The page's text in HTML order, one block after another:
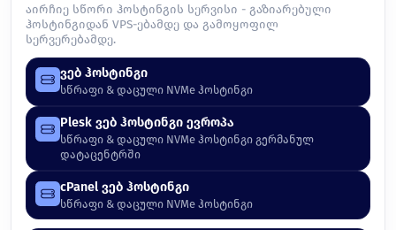
აირჩიე სწორი ჰოსტინგის სერვისი - გაზიარებული
ჰოსტინგიდან VPS-ებამდე და გამოყოფილ
სერვერებამდე.
ვებ ჰოსტინგი
სწრაფი & დაცული NVMe ჰოსტინგი
Plesk ვებ ჰოსტინგი ევროპა
სწრაფი & დაცული NVMe ჰოსტინგი გერმანულ
დატაცენტრში
cPanel ვებ ჰოსტინგი
სწრაფი & დაცული NVMe ჰოსტინგი